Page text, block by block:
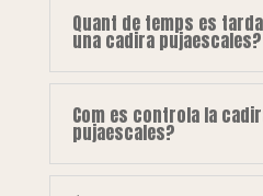
Quant de temps es
una cadira pujaescales?
Com es controla la
pujaescales?